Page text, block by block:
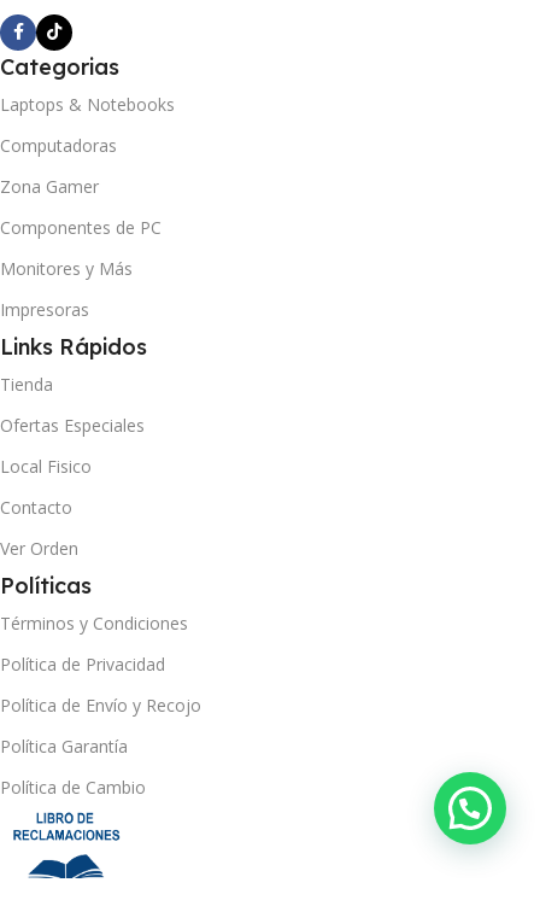
Categorias
Laptops & Notebooks
Computadoras
Zona Gamer
Componentes de PC
Monitores y Más
Impresoras
Links Rápidos
Tienda
Ofertas Especiales
Local Fisico
Contacto
Ver Orden
Políticas
Términos y Condiciones
Política de Privacidad
Política de Envío y Recojo
Política Garantía
Política de Cambio